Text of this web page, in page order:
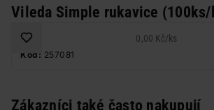
Vileda Simple rukavice
0,00 Kč/ks
Kód: 257081
Zákazníci také často nakupují